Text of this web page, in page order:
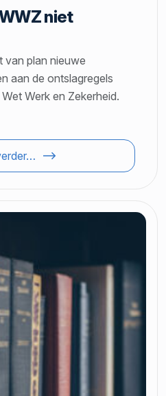
niet
van plan nieuwe
aan de ontslagregels
Werk en Zekerheid.